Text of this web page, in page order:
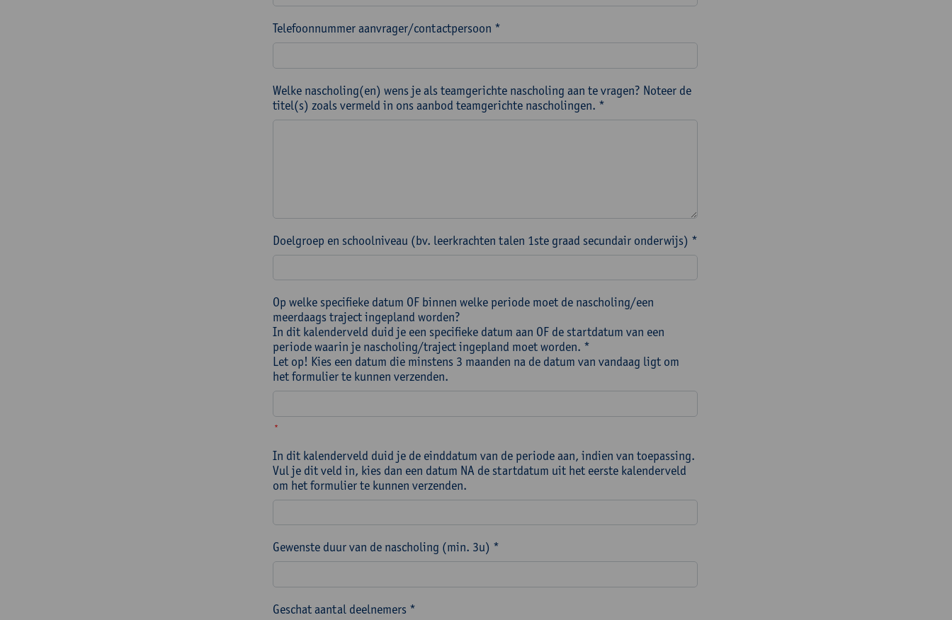
Telefoonnummer aanvrager/contactpersoon *
Welke nascholing(en) wens je als teamgerichte nascholing aan te vragen? Noteer de
titel(s) zoals vermeld in ons aanbod teamgerichte nascholingen. *
Doelgroep en schoolniveau (bv. leerkrachten talen 1ste graad secundair onderwijs) *
Op welke specifieke datum OF binnen welke periode moet de nascholing/een
meerdaags traject ingepland worden?
In dit kalenderveld duid je een specifieke datum aan OF de startdatum van een
periode waarin je nascholing/traject ingepland moet worden. *
Let op! Kies een datum die minstens 3 maanden na de datum van vandaag ligt om
het formulier te kunnen verzenden.
*
In dit kalenderveld duid je de einddatum van de periode aan, indien van toepassing.
Vul je dit veld in, kies dan een datum NA de startdatum uit het eerste kalenderveld
om het formulier te kunnen verzenden.
Gewenste duur van de nascholing (min. 3u) *
Geschat aantal deelnemers *